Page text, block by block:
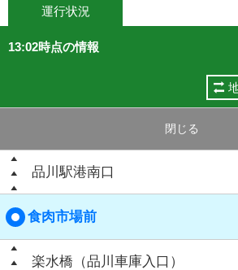
運行状況
13:02時点の情報
閉じる
品川駅港南口
食肉市場前
楽水橋（品川車庫入口）